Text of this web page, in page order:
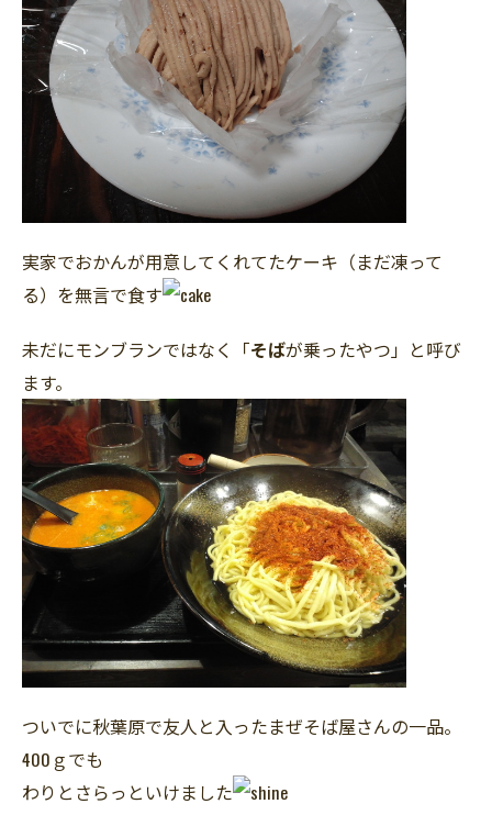
実家でおかんが用意してくれてたケーキ（まだ凍って
る）を無言で食す
未だにモンブランではなく「そばが乗ったやつ」と呼び
ます。
ついでに秋葉原で友人と入ったまぜそば屋さんの一品。
400ｇでも
わりとさらっといけました